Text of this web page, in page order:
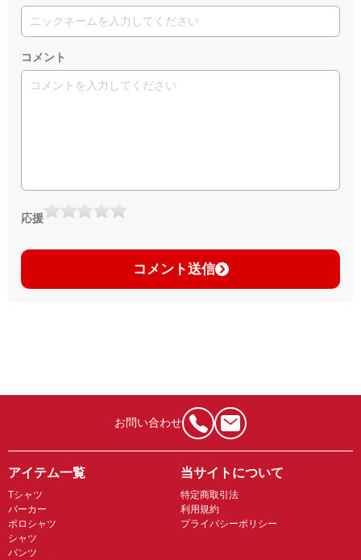
コメント
応援
コメント送信
お問い合わせ
アイテム一覧
Tシャツ
パーカー
ポロシャツ
シャツ
パンツ
当サイトについて
特定商取引法
利用規約
プライバシーポリシー